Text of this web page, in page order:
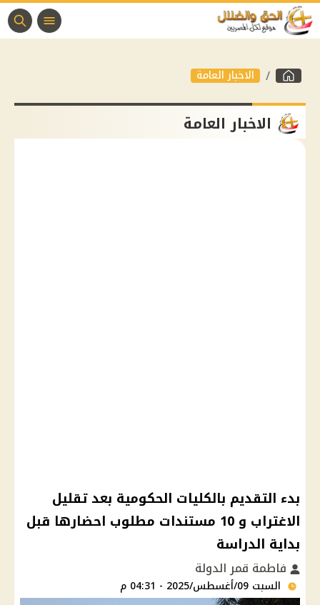
الاخبار العامة
الاخبار العامة
بدء التقديم بالكليات الحكومية بعد تقليل
الاغتراب و 10 مستندات مطلوب احضارها قبل
بداية الدراسة
فاطمة قمر الدولة
السبت 09/أغسطس/2025 - 04:31 م